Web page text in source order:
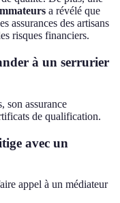
a révélé que
assurances des artisans
risques financiers.
à un serrurier
son assurance
de qualification.
avec un
appel à un médiateur